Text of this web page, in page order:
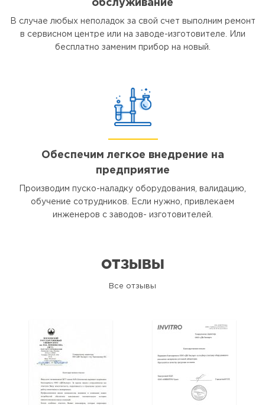
обслуживание
В случае любых неполадок за свой счет выполним ремонт
в сервисном центре или на заводе-изготовителе. Или
бесплатно заменим прибор на новый.
Обеспечим легкое внедрение на
предприятие
Производим пуско-наладку оборудования, валидацию,
обучение сотрудников. Если нужно, привлекаем
инженеров с заводов- изготовителей.
ОТЗЫВЫ
Все отзывы